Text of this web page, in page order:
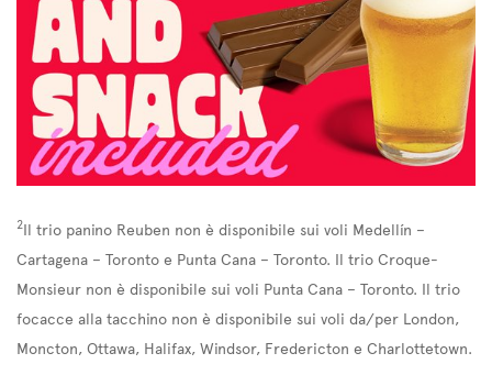
2Il trio panino Reuben non è disponibile sui voli Medellín –
Cartagena – Toronto e Punta Cana – Toronto. Il trio Croque-
Monsieur non è disponibile sui voli Punta Cana – Toronto. Il trio
focacce alla tacchino non è disponibile sui voli da/per London,
Moncton, Ottawa, Halifax, Windsor, Fredericton e Charlottetown.